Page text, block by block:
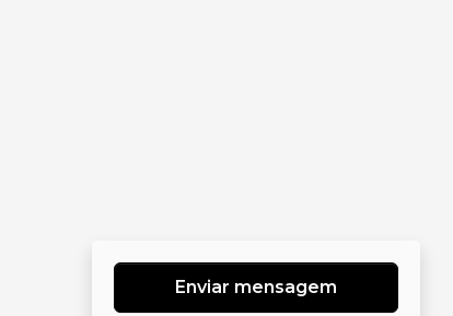
Enviar mensagem